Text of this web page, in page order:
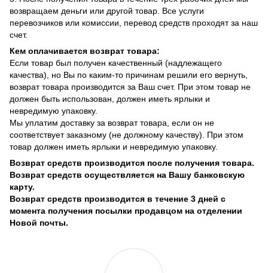
возвращаем деньги или другой товар. Все услуги
перевозчиков или комиссии, перевод средств проходят за наш
счет.
Кем оплачивается возврат товара:
Если товар был получен качественный (надлежащего
качества), но Вы по каким-то причинам решили его вернуть,
возврат товара производится за Ваш счет. При этом товар не
должен быть использован, должен иметь ярлыки и
невредимую упаковку.
Мы уплатим доставку за возврат товара, если он не
соответствует заказному (не должному качеству). При этом
товар должен иметь ярлыки и невредимую упаковку.
Возврат средств производится после получения товара.
Возврат средств осуществляется на Вашу банковскую
карту.
Возврат средств производится в течение 3 дней с
момента получения посылки продавцом на отделении
Новой почты.